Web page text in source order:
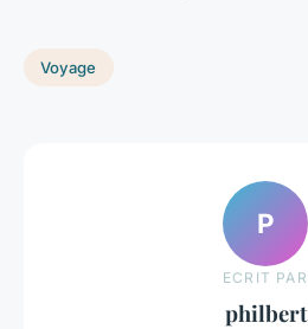
Voyage
P
ECRIT PAR
philbert